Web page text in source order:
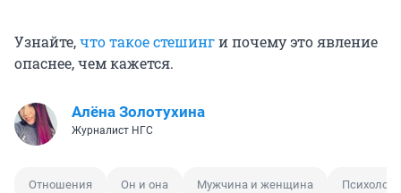
Узнайте,что такое стешинги почему это явление
опаснее, чем кажется.
Алёна Золотухина
Журналист НГС
Отношения Он и она Мужчина и женщина